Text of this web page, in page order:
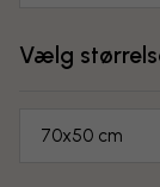
Vælg
70x50 cm